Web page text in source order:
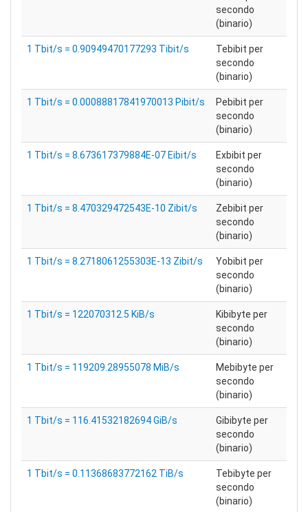
secondo
(binario)
1 Tbit/s = 0.90949470177293 Tibit/s
Tebibit per
secondo
(binario)
1 Tbit/s = 0.00088817841970013 Pibit/s
Pebibit per
secondo
(binario)
1 Tbit/s = 8.673617379884E-07 Eibit/s
Exbibit per
secondo
(binario)
1 Tbit/s = 8.470329472543E-10 Zibit/s
Zebibit per
secondo
(binario)
1 Tbit/s = 8.2718061255303E-13 Zibit/s
Yobibit per
secondo
(binario)
1 Tbit/s = 122070312.5 KiB/s
Kibibyte per
secondo
(binario)
1 Tbit/s = 119209.28955078 MiB/s
Mebibyte per
secondo
(binario)
1 Tbit/s = 116.41532182694 GiB/s
Gibibyte per
secondo
(binario)
1 Tbit/s = 0.11368683772162 TiB/s
Tebibyte per
secondo
(binario)